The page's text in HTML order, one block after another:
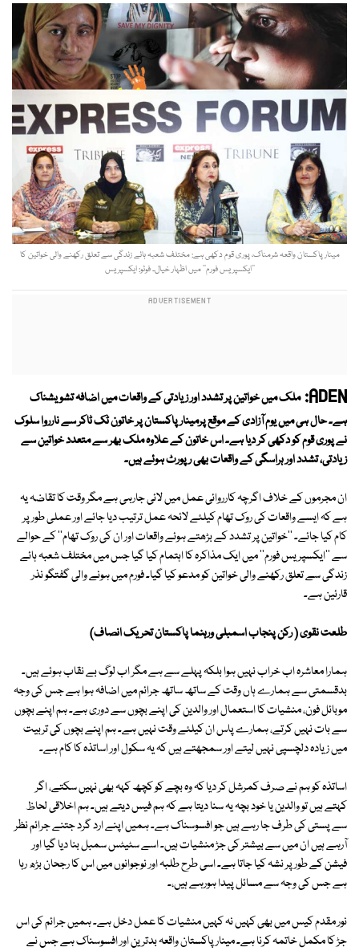
مینار پاکستان واقعہ شرمناک، پوری قوم دکھی ہے: مختلف شعبہ ہائے زندگی سے تعلق رکھنے والی خواتین کا
’’ایکسپریس فورم‘‘ میں اظہار خیال۔ فوٹو: ایکسپریس
ADEN: ملک میں خواتین پر تشدد اور زیادتی کے واقعات میں اضافہ تشویشناک
ہے۔ حال ہی میں یوم آزادی کے موقع پرمینار پاکستان پر خاتون ٹک ٹاکر سے نارروا سلوک
نے پوری قوم کو دکھی کر دیا ہے۔ اس خاتون کے علاوہ ملک بھر سے متعدد خواتین سے
زیادتی، تشدد اور ہراسگی کے واقعات بھی رپورٹ ہوئے ہیں۔
ان مجرموں کے خلاف اگرچہ کارروائی عمل میں لائی جارہی ہے مگر وقت کا تقاضہ یہ
ہے کہ ایسے واقعات کی روک تھام کیلئے لائحہ عمل ترتیب دیا جائے اور عملی طور پر
کام کیا جائے۔ ''خواتین پر تشدد کے بڑھتے ہوئے واقعات اور ان کی روک تھام'' کے حوالے
سے ''ایکسپریس فورم'' میں ایک مذاکرہ کا اہتمام کیا گیا جس میں مختلف شعبہ ہائے
زندگی سے تعلق رکھنے والی خواتین کو مدعو کیا گیا۔ فورم میں ہونے والی گفتگو نذر
قارئین ہے۔
طلعت نقوی ( رکن پنجاب اسمبلی ورہنما پاکستان تحریک انصاف)
ہمارا معاشرہ اب خراب نہیں ہوا بلکہ پہلے سے ہے مگر اب لوگ بے نقاب ہوئے ہیں۔
بدقسمتی سے ہمارے ہاں وقت کے ساتھ ساتھ جرائم میں اضافہ ہوا ہے جس کی وجہ
موبائل فون، منشیات کا استعمال اور والدین کی اپنے بچوں سے دوری ہے۔ ہم اپنے بچوں
سے بات نہیں کرتے، ہمارے پاس ان کیلئے وقت نہیں ہے۔ ہم اپنے بچوں کی تربیت
میں زیادہ دلچسپی نہیں لیتے اور سمجھتے ہیں کہ یہ سکول اور اساتذہ کا کام ہے۔
اساتذہ کو ہم نے صرف کمرشل کر دیا کہ وہ بچے کو کچھ کہہ بھی نہیں سکتے، اگر
کہتے ہیں تو والدین یا خود بچہ یہ سنا دیتا ہے کہ ہم فیس دیتے ہیں۔ ہم اخلاقی لحاظ
سے پستی کی طرف جا رہے ہیں جو افسوسناک ہے۔ ہمیں اپنے ارد گرد جتنے جرائم نظر
آرہے ہیں ان میں سے بیشتر کی جڑ منشیات ہیں۔ اسے سٹیٹس سمبل بنا دیا گیا اور
فیشن کے طور پر نشہ کیا جاتا ہے۔ اسی طرح طلبہ اور نوجوانوں میں اس کا رجحان بڑھ رہا
ہے جس کی وجہ سے مسائل پیدا ہورہے ہیں،۔
نور مقدم کیس میں بھی کہیں نہ کہیں منشیات کا عمل دخل ہے۔ ہمیں جرائم کی اس
جڑ کا مکمل خاتمہ کرنا ہے۔ مینار پاکستان واقعہ بدترین اور افسوسناک ہے جس نے